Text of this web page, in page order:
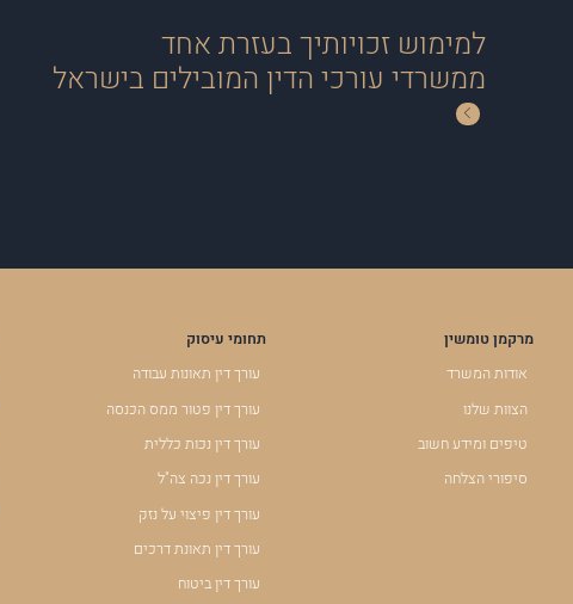
למימוש זכויותיך בעזרת אחד
ממשרדי עורכי הדין המובילים בישראל
מרקמן טומשין
אודות המשרד
הצוות שלנו
טיפים ומידע חשוב
סיפורי הצלחה
תחומי עיסוק
עורך דין תאונות עבודה
עורך דין פטור ממס הכנסה
עורך דין נכות כללית
עורך דין נכה צה"ל
עורך דין פיצוי על נזק
עורך דין תאונת דרכים
עורך דין ביטוח